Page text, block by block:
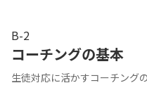
B-2
コーチングの基本
生徒対応に活かすコーチング